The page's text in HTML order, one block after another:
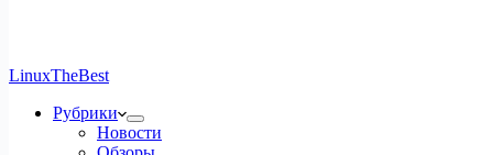
LinuxTheBest
Рубрики
Новости